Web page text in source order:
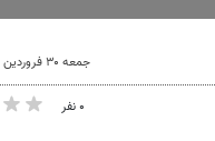
جمعه ۳۰ فروردین ۱۳۸۷ - ۱۲:۳۳
۰ نفر